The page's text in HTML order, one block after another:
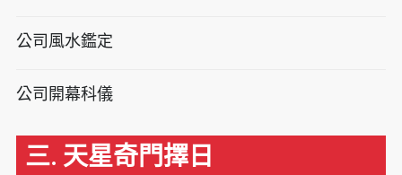
公司風水鑑定
公司開幕科儀
三. 天星奇門擇日